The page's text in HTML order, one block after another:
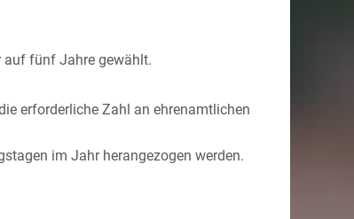
auf fünf Jahre gewählt.
erforderliche Zahl an ehrenamtlichen
im Jahr herangezogen werden.